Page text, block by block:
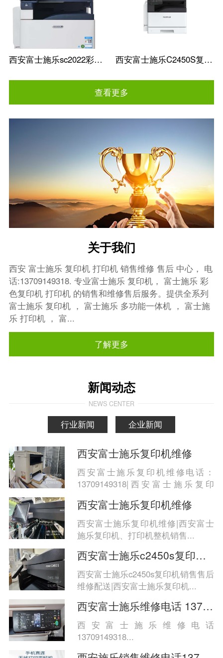
西安富士施乐sc2022彩色复印机批发 西安富士施乐C2450S复印机A3A4办公一体
查看更多
关于我们
西安 富士施乐 复印机 打印机 销售维修 售后 中心， 电
话:13709149318. 专业富士施乐 复印机， 富士施乐 彩
色复印机 打印机 的销售和维修售后服务。提供全系列
富士施乐 复印机 ， 富士施乐 多功能一体机 ， 富士施
乐 打印机 ， 富...
了解更多
新闻动态
NEWS CENTER
行业新闻 企业新闻
西安富士施乐复印机维修
西安富士施乐复印机维修电话：
13709149318|西安富士施乐复印
西安富士施乐复印机维修
西安富士施乐复印机维修|西安富士
施乐复印机、打印机整机销售...
西安富士施乐c2450s复印机销售售后维修配
西安富士施乐c2450s复印机销售售后
维修配送|西安富士施乐复印机...
西安富士施乐维修电话 13709149318
西安富士施乐维修电话
13709149318...